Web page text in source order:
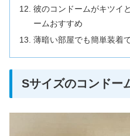
彼のコンドームがキツイ
ームおすすめ
薄暗い部屋でも簡単装着
Sサイズのコンドー